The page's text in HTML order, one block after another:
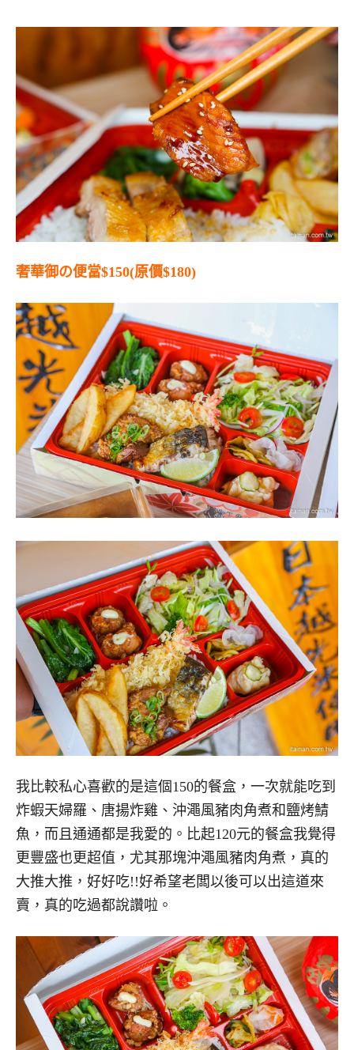
奢華御の便當$150(原價$180)
我比較私心喜歡的是這個150的餐盒，一次就能吃到
炸蝦天婦羅、唐揚炸雞、沖澠風豬肉角煮和鹽烤鯖
魚，而且通通都是我愛的。比起120元的餐盒我覺得
更豐盛也更超值，尤其那塊沖澠風豬肉角煮，真的
大推大推，好好吃!!好希望老闆以後可以出這道來
賣，真的吃過都說讚啦。